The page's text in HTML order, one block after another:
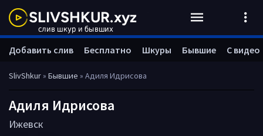
SlivShkur» Бывшие » Адиля Идрисова
Адиля Идрисова
Ижевск
Добавить слив Бесплатно Шкуры Бывшие С видео